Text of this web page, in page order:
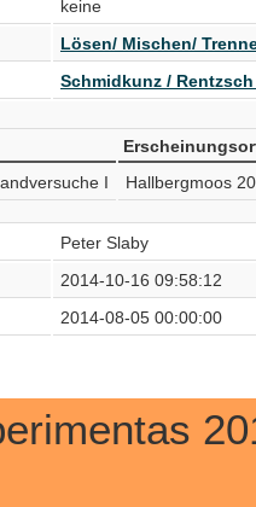
keine
Lösen/ Mischen/
Schmidkunz /
I Hallbergmoos
Peter Slaby
2014-10-16 09:58:12
2014-08-05 00:00:00